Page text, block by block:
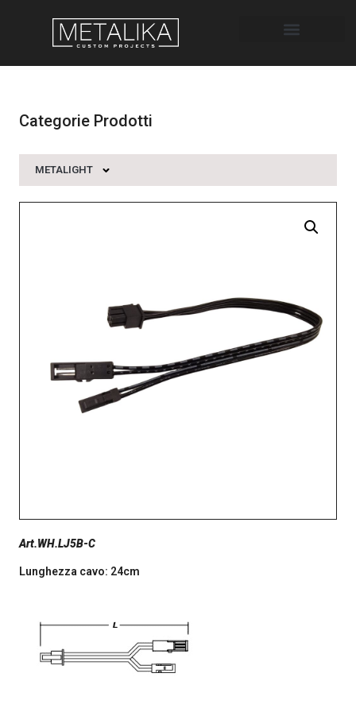
Categorie Prodotti
METALIGHT
Art.WH.LJ5B-C
Lunghezza cavo: 24cm